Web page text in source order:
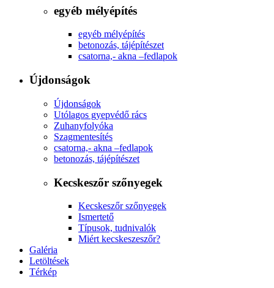
egyéb mélyépítés
egyéb mélyépítés
betonozás, tájépítészet
csatorna,- akna –fedlapok
Újdonságok
Újdonságok
Utólagos gyepvédő rács
Zuhanyfolyóka
Szagmentesítés
csatorna,- akna –fedlapok
betonozás, tájépítészet
Kecskeszőr szőnyegek
Kecskeszőr szőnyegek
Ismertető
Típusok, tudnivalók
Miért kecskeszeszőr?
Galéria
Letöltések
Térkép